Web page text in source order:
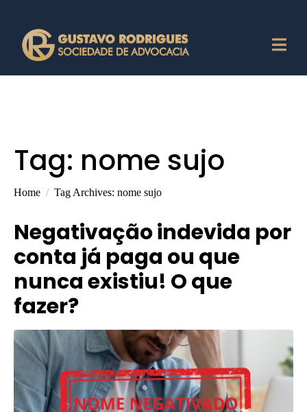
Tag: nome sujo
Home Tag Archives: nome sujo
Negativação indevida por
conta já paga ou que
nunca existiu! O que
fazer?